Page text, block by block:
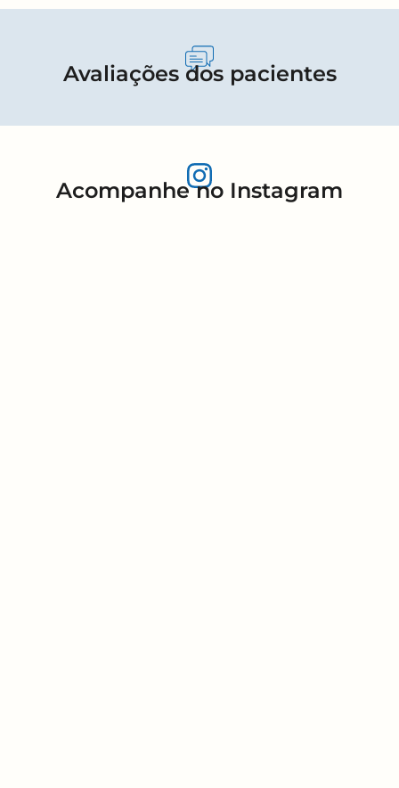
Avaliações dos pacientes
Acompanhe no Instagram